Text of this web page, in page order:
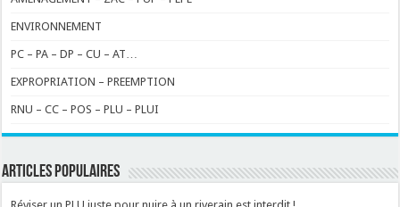
ENVIRONNEMENT
PC – PA – DP – CU – AT…
EXPROPRIATION – PREEMPTION
RNU – CC – POS – PLU – PLUI
ARTICLES POPULAIRES